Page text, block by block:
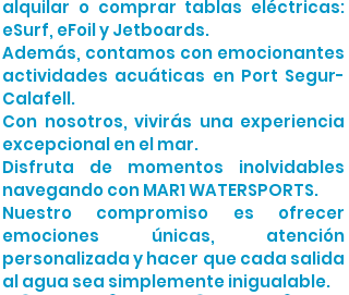
alquilar o comprar tablas eléctricas:
eSurf, eFoil y Jetboards.
Además, contamos con emocionantes
actividades acuáticas en Port Segur-
Calafell.
Con nosotros, vivirás una experiencia
excepcional en el mar.
Disfruta de momentos inolvidables
navegando con MAR1 WATERSPORTS.
Nuestro compromiso es ofrecer
emociones únicas, atención
personalizada y hacer que cada salida
al agua sea simplemente inigualable.